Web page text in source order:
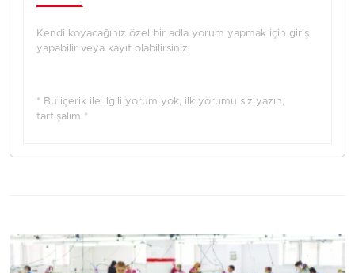
Kendi koyacağınız özel bir adla yorum yapmak için giriş
yapabilir veya kayıt olabilirsiniz.
* Bu içerik ile ilgili yorum yok, ilk yorumu siz yazın,
tartışalım *